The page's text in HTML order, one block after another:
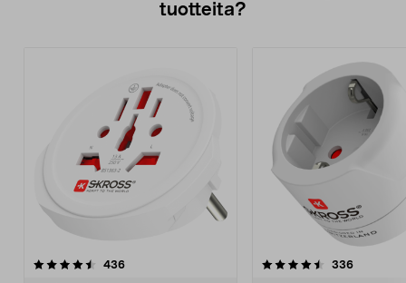
tuotteita?
436arvostelut
4.5viidestä
336arvostelut
5.0viidestä